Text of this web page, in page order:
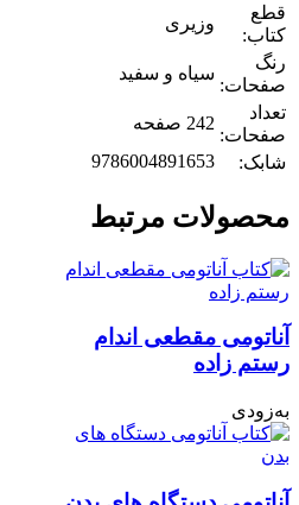
قطع
کتاب:
وزیری
رنگ
صفحات:
سیاه و سفید
تعداد
صفحات:
242 صفحه
شابک:
9786004891653
محصولات مرتبط
آناتومی مقطعی اندام
رستم زاده
به‌زودی